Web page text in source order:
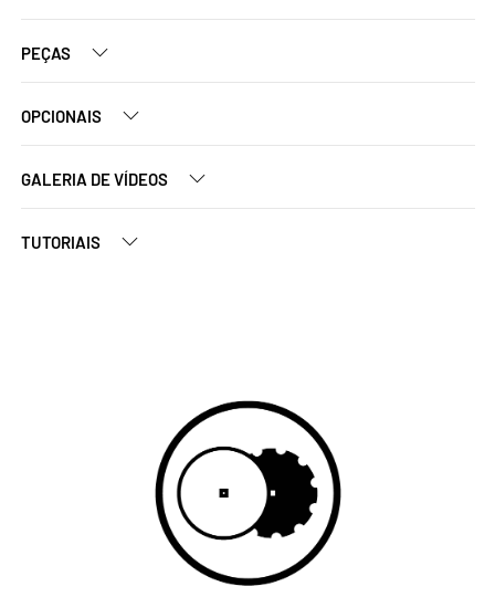
PEÇAS
OPCIONAIS
GALERIA DE VÍDEOS
TUTORIAIS